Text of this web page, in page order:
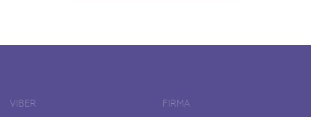
VIBER FIRMA